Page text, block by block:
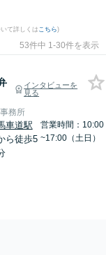
て詳しくはこちら)
53件中 1-30件を表示
インタビューを
見る
務所
車道駅
ら徒歩5
営業時間：10:00
~17:00（土日）